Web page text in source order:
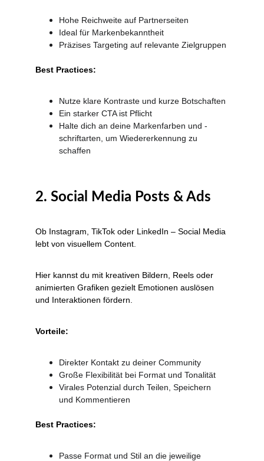
Hohe Reichweite auf Partnerseiten
Ideal für Markenbekanntheit
Präzises Targeting auf relevante Zielgruppen
Best Practices:
Nutze klare Kontraste und kurze Botschaften
Ein starker CTA ist Pflicht
Halte dich an deine Markenfarben und -
schriftarten, um Wiedererkennung zu
schaffen
2. Social Media Posts & Ads
Ob Instagram, TikTok oder LinkedIn – Social Media
lebt von visuellem Content.
Hier kannst du mit kreativen Bildern, Reels oder
animierten Grafiken gezielt Emotionen auslösen
und Interaktionen fördern.
Vorteile:
Direkter Kontakt zu deiner Community
Große Flexibilität bei Format und Tonalität
Virales Potenzial durch Teilen, Speichern
und Kommentieren
Best Practices:
Passe Format und Stil an die jeweilige